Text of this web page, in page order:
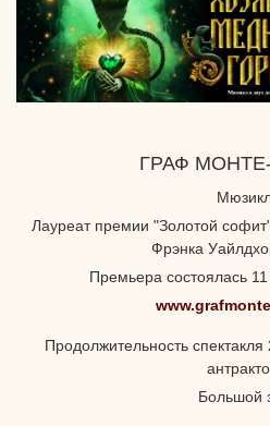
ГРАФ
Лауреат премии "Золотой
Фрэнка
Премьера состоялась
Продолжительность
Большой